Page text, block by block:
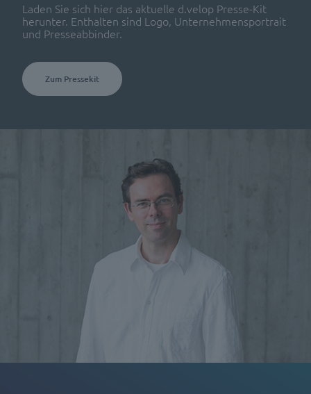
Laden Sie sich hier das aktuelle d.velop Presse-Kit
herunter. Enthalten sind Logo, Unternehmensportrait
und Presseabbinder.
Zum Pressekit